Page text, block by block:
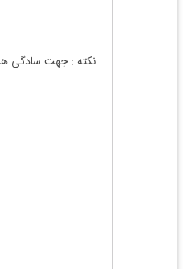
نکته : جهت سادگی